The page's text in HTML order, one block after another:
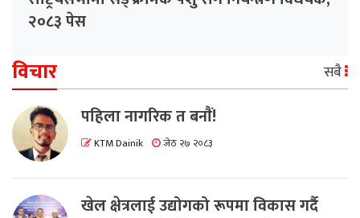
२०८३ पेस
विचार सबै
पहिला नागरिक त बनाैं!
KTM Dainik जेठ २७ २०८३
खेल क्षेत्रलाई उद्योगको रूपमा विकास गर्दै